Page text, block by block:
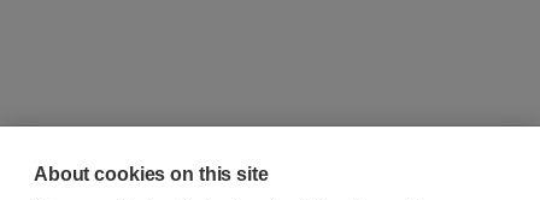
About cookies on this site